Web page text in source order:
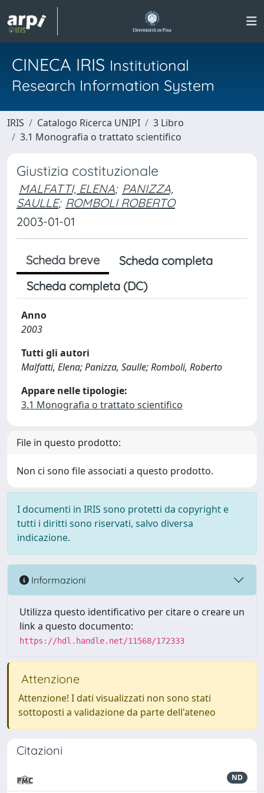
CINECA IRIS Institutional
Research Information System
IRIS Catalogo Ricerca UNIPI
3 Libro
3.1 Monografia o trattato scientifico
Giustizia costituzionale
MALFATTI, ELENA; PANIZZA,
SAULLE; ROMBOLI ROBERTO
2003-01-01
Scheda breve
Scheda completa
Scheda completa (DC)
Anno
2003
Tutti gli autori
Malfatti, Elena; Panizza, Saulle; Romboli, Roberto
Appare nelle tipologie:
3.1 Monografia o trattato scientifico
File in questo prodotto:
Non ci sono file associati a questo prodotto.
I documenti in IRIS sono protetti da copyright e
tutti i diritti sono riservati, salvo diversa
indicazione.
Informazioni
Utilizza questo identificativo per citare o creare un
link a questo documento:
https://hdl.handle.net/11568/172333
Attenzione
Attenzione! I dati visualizzati non sono stati
sottoposti a validazione da parte dell'ateneo
Citazioni
ND